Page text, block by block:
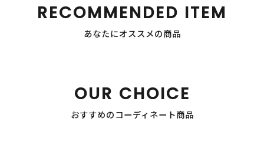
RECOMMENDED ITEM
あなたにオススメの商品
OUR CHOICE
おすすめのコーディネート商品